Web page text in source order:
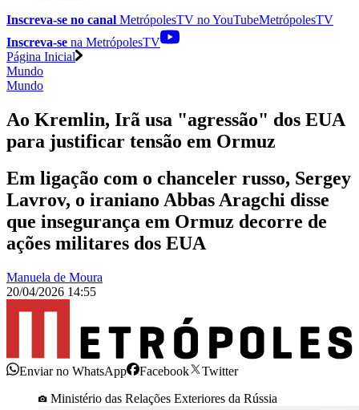
Inscreva-se no canal MetrópolesTV noYouTubeMetrópolesTV
Inscreva-se na MetrópolesTV
Página Inicial
Mundo
Mundo
Ao Kremlin, Irã usa "agressão" dos EUA
para justificar tensão em Ormuz
Em ligação com o chanceler russo, Sergey
Lavrov, o iraniano Abbas Aragchi disse
que insegurança em Ormuz decorre de
ações militares dos EUA
Manuela de Moura
20/04/2026 14:55
Enviar no WhatsApp Facebook
Twitter
Ministério das Relações Exteriores da Rússia